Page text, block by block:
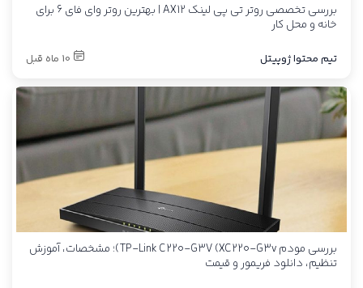
بررسی تخصصی روتر تی پی لینک AX12 | بهترین روتر وای فای 6 برای
خانه و محل کار
تیم محتوا ژوپیتل 10 ماه قبل
بررسی مودم TP-Link C220-G3V (XC220-G3v)؛ مشخصات، آموزش
تنظیم، دانلود فریمور و قیمت